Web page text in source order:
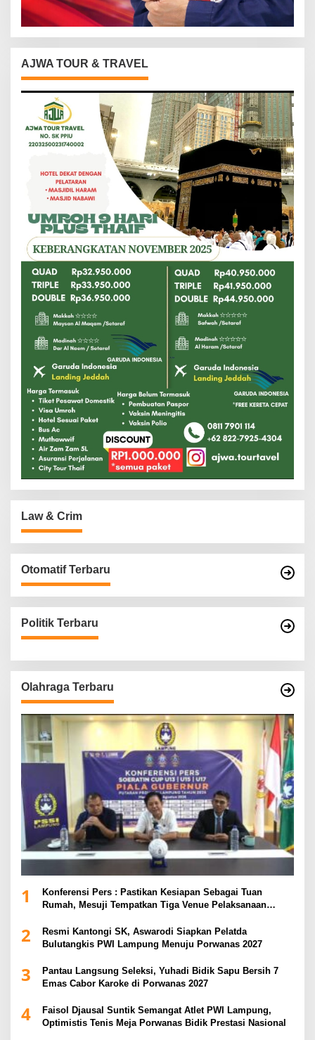
AJWA TOUR & TRAVEL
Law & Crim
Otomatif Terbaru
Politik Terbaru
Olahraga Terbaru
1
Konferensi Pers : Pastikan Kesiapan Sebagai Tuan
Rumah, Mesuji Tempatkan Tiga Venue Pelaksanaan
2
Resmi Kantongi SK, Aswarodi Siapkan Pelatda
Bulutangkis PWI Lampung Menuju Porwanas 2027
3
Pantau Langsung Seleksi, Yuhadi Bidik Sapu Bersih 7
Emas Cabor Karoke di Porwanas 2027
4
Faisol Djausal Suntik Semangat Atlet PWI Lampung,
Optimistis Tenis Meja Porwanas Bidik Prestasi Nasional